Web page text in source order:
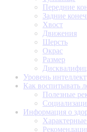
Передние
Задние
Хвост
Движения
Шерсть
Окрас
Размер
Уровень
Как воспитывать
Полезные
Информация о